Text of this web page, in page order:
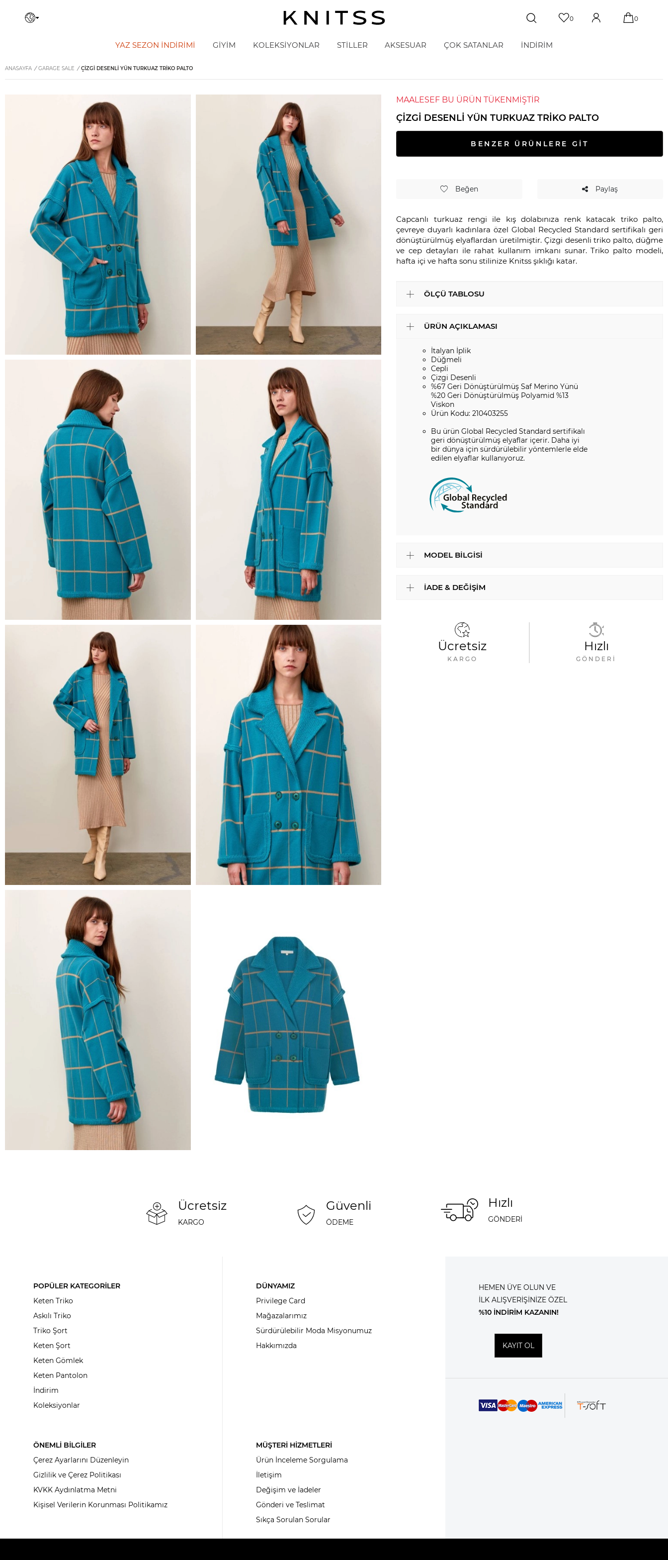
0 0
YAZ SEZON İNDIRIMI GİYİM KOLEKSİYONLAR STİLLER AKSESUAR ÇOK SATANLAR İNDİRİM
ANASAYFA / GARAGE SALE / ÇIZGI DESENLI YÜN TURKUAZ TRIKO PALTO
MAALESEF BU ÜRÜN TÜKENMİŞTİR
ÇIZGI DESENLI YÜN TURKUAZ TRIKO PALTO
BENZER ÜRÜNLERE GİT
Beğen Paylaş
Capcanlı turkuaz rengi ile kış dolabınıza renk katacak triko palto,
çevreye duyarlı kadınlara özel Global Recycled Standard sertifikalı geri
dönüştürülmüş elyaflardan üretilmiştir. Çizgi desenli triko palto, düğme
ve cep detayları ile rahat kullanım imkanı sunar. Triko palto modeli,
hafta içi ve hafta sonu stilinize Knitss şıklığı katar.
ÖLÇÜ TABLOSU
ÜRÜN AÇIKLAMASI
İtalyan İplik
Düğmeli
Cepli
Çizgi Desenli
%67 Geri Dönüştürülmüş Saf Merino Yünü
%20 Geri Dönüştürülmüş Polyamid %13
Viskon
Ürün Kodu: 210403255
Bu ürün Global Recycled Standard sertifikalı
geri dönüştürülmüş elyaflar içerir. Daha iyi
bir dünya için sürdürülebilir yöntemlerle elde
edilen elyaflar kullanıyoruz.
MODEL BILGISI
İADE & DEĞIŞIM
Ücretsiz
KARGO
Hızlı
GÖNDERI
Ücretsiz
KARGO
Güvenli
ÖDEME
Hızlı
GÖNDERİ
POPÜLER KATEGORİLER
Keten Triko
Askılı Triko
Triko Şort
Keten Şort
Keten Gömlek
Keten Pantolon
İndirim
Koleksiyonlar
DÜNYAMIZ
Privilege Card
Mağazalarımız
Sürdürülebilir Moda Misyonumuz
Hakkımızda
ÖNEMLİ BİLGİLER
Çerez Ayarlarını Düzenleyin
Gizlilik ve Çerez Politikası
KVKK Aydınlatma Metni
Kişisel Verilerin Korunması Politikamız
MÜŞTERİ HİZMETLERİ
Ürün İnceleme Sorgulama
İletişim
Değişim ve İadeler
Gönderi ve Teslimat
Sıkça Sorulan Sorular
HEMEN ÜYE OLUN VE
İLK ALIŞVERİŞİNİZE ÖZEL
%10 İNDİRİM KAZANIN!
KAYIT OL